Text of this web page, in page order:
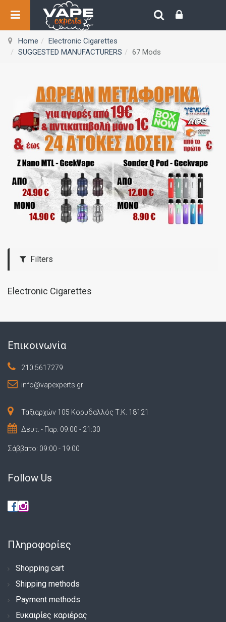
Home
Electronic Cigarettes
SUGGESTED MANUFACTURERS
67 Mods
Filters
Electronic Cigarettes
Επικοινωνία
210 5617279
info@vapexperts.gr
Ταξιαρχών 105 Κορυδαλλός Τ.Κ. 18121
Δευτ. - Παρ. 09:00 - 21:30
Σάββατο: 09:00 - 19:00
Follow Us
Πληροφορίες
Shopping cart
Shipping methods
Payment methods
Ευκαιρίες καριέρας